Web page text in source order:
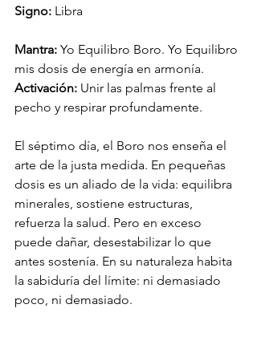
Signo: Libra
Mantra: Yo Equilibro Boro. Yo Equilibro
mis dosis de energía en armonía.
Activación: Unir las palmas frente al
pecho y respirar profundamente.
El séptimo día, el Boro nos enseña el
arte de la justa medida. En pequeñas
dosis es un aliado de la vida: equilibra
minerales, sostiene estructuras,
refuerza la salud. Pero en exceso
puede dañar, desestabilizar lo que
antes sostenía. En su naturaleza habita
la sabiduría del límite: ni demasiado
poco, ni demasiado.